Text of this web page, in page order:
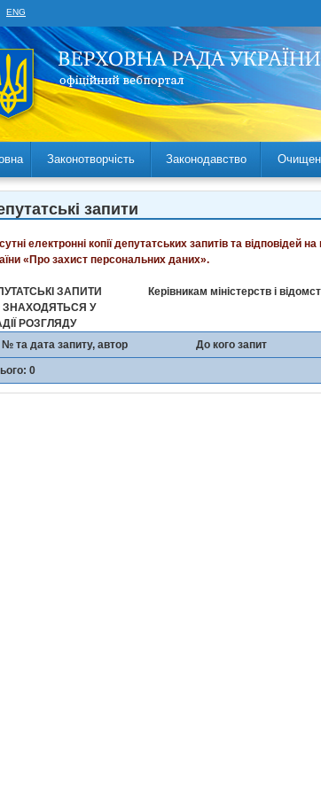
ENG
Законотворчість Законодавство
запити
електронні копії депутатських запитів та
«Про захист персональних даних».
ЗАПИТИ
У
РОЗГЛЯДУ
Керівникам міністерств і
№ та дата запиту, автор До кого запит
0